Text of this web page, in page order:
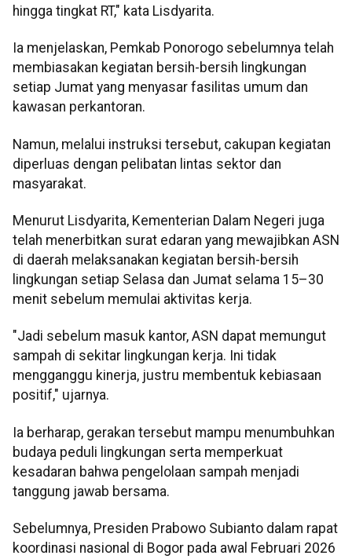
hingga tingkat RT," kata Lisdyarita.
Ia menjelaskan, Pemkab Ponorogo sebelumnya telah
membiasakan kegiatan bersih-bersih lingkungan
setiap Jumat yang menyasar fasilitas umum dan
kawasan perkantoran.
Namun, melalui instruksi tersebut, cakupan kegiatan
diperluas dengan pelibatan lintas sektor dan
masyarakat.
Menurut Lisdyarita, Kementerian Dalam Negeri juga
telah menerbitkan surat edaran yang mewajibkan ASN
di daerah melaksanakan kegiatan bersih-bersih
lingkungan setiap Selasa dan Jumat selama 15–30
menit sebelum memulai aktivitas kerja.
"Jadi sebelum masuk kantor, ASN dapat memungut
sampah di sekitar lingkungan kerja. Ini tidak
mengganggu kinerja, justru membentuk kebiasaan
positif," ujarnya.
Ia berharap, gerakan tersebut mampu menumbuhkan
budaya peduli lingkungan serta memperkuat
kesadaran bahwa pengelolaan sampah menjadi
tanggung jawab bersama.
Sebelumnya, Presiden Prabowo Subianto dalam rapat
koordinasi nasional di Bogor pada awal Februari 2026